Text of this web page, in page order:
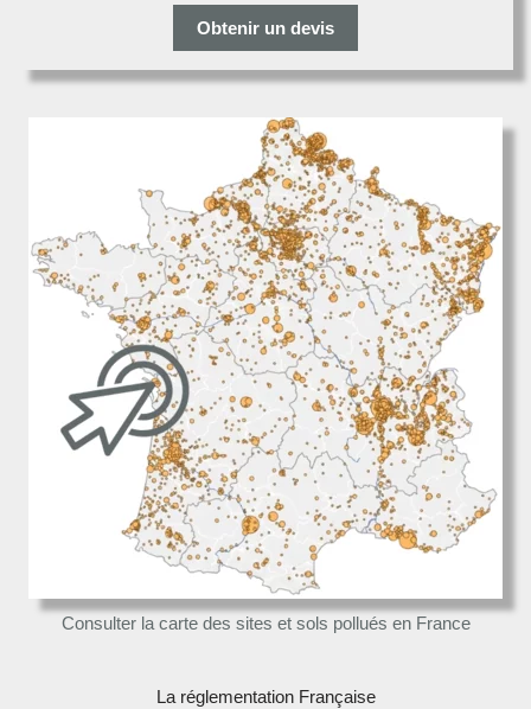
Obtenir un devis
Consulter la carte des sites et sols pollués en France
La réglementation Française